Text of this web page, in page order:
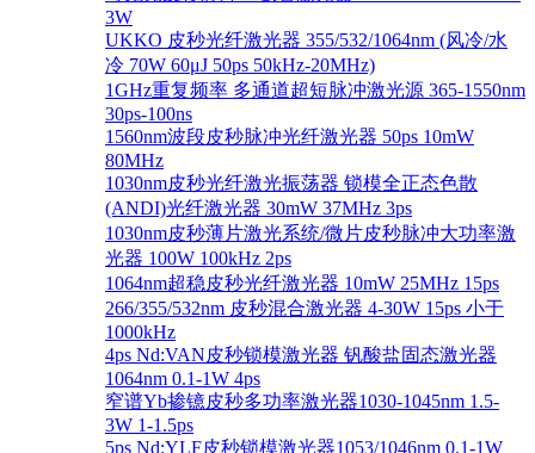
3W
UKKO 皮秒光纤激光器 355/532/1064nm (风冷/水
冷 70W 60μJ 50ps 50kHz-20MHz)
1GHz重复频率 多通道超短脉冲激光源 365-1550nm
30ps-100ns
1560nm波段皮秒脉冲光纤激光器 50ps 10mW
80MHz
1030nm皮秒光纤激光振荡器 锁模全正态色散
(ANDI)光纤激光器 30mW 37MHz 3ps
1030nm皮秒薄片激光系统/微片皮秒脉冲大功率激
光器 100W 100kHz 2ps
1064nm超稳皮秒光纤激光器 10mW 25MHz 15ps
266/355/532nm 皮秒混合激光器 4-30W 15ps 小于
1000kHz
4ps Nd:VAN皮秒锁模激光器 钒酸盐固态激光器
1064nm 0.1-1W 4ps
窄谱Yb掺镱皮秒多功率激光器1030-1045nm 1.5-
3W 1-1.5ps
5ps Nd:YLF皮秒锁模激光器1053/1046nm 0.1-1W